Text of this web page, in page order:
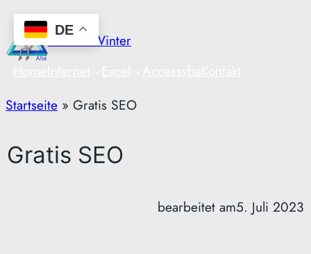
Zum
Inhalt
springen
Markus Winter
Startseite » Gratis SEO
Gratis SEO
bearbeitet am5. Juli 2023
DE